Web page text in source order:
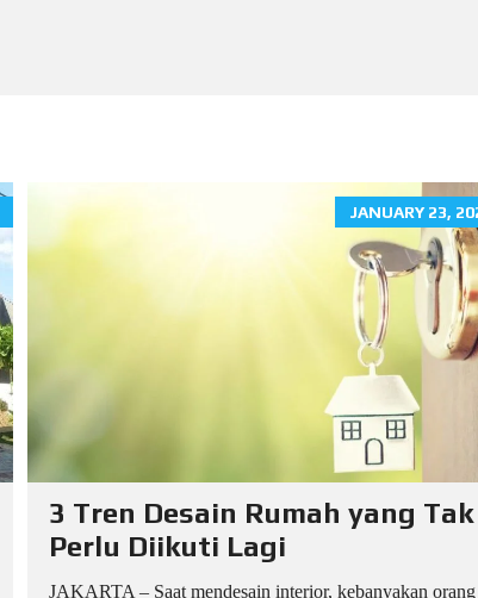
JANUARY 23,
3 Tren Desain Rumah yang Tak
Perlu Diikuti Lagi
JAKARTA – Saat mendesain interior, kebanyakan orang